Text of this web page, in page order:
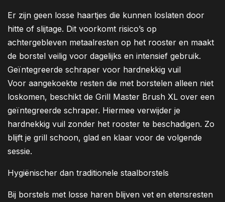
Er zijn geen losse haartjes die kunnen loslaten door
hitte of slijtage. Dit voorkomt risico’s op
achtergebleven metaalresten op het rooster en maakt
de borstel veilig voor dagelijks en intensief gebruik.
Geïntegreerde schraper voor hardnekkig vuil
Voor aangekoekte resten die met borstelen alleen niet
loskomen, beschikt de Grill Master Brush XL over een
geïntegreerde schraper. Hiermee verwijder je
hardnekkig vuil zonder het rooster te beschadigen. Zo
blijft je grill schoon, glad en klaar voor de volgende
sessie.
Hygiënischer dan traditionele staalborstels
Bij borstels met losse haren blijven vet en etensresten